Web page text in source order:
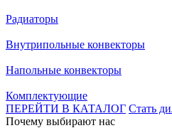
Радиаторы
Внутрипольные конвекторы
Напольные конвекторы
Комплектующие
ПЕРЕЙТИ В КАТАЛОГ Стать
Почему выбирают нас